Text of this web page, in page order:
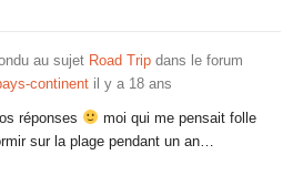
au sujet Road Trip dans le forum
continent il y a 18 ans
réponses
moi qui me pensait folle
sur la plage pendant un an…